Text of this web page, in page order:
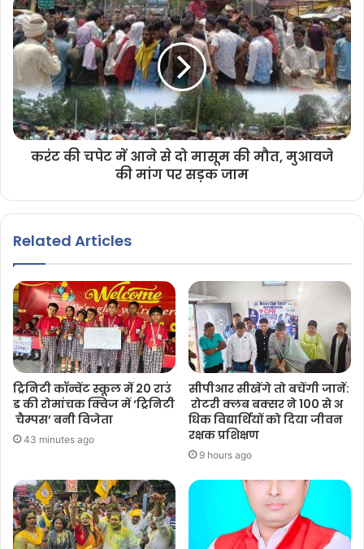
करंट की चपेट में आने से दो मासूम की मौत, मुआवजे
की मांग पर सड़क जाम
Related Articles
ट्रिनिटी कॉन्वेंट स्कूल में 20 राउं
ड की रोमांचक क्विज में ‘ट्रिनिटी
चैम्पस’ बनी विजेता
43 minutes ago
सीपीआर सीखेंगे तो बचेंगी जानें:
रोटरी क्लब बक्सर ने 100 से अ
धिक विद्यार्थियों को दिया जीवन
रक्षक प्रशिक्षण
9 hours ago